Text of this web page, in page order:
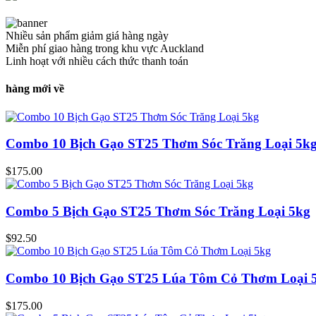
Nhiều sản phẩm giảm giá hàng ngày
Miễn phí giao hàng trong khu vực Auckland
Linh hoạt với nhiều cách thức thanh toán
hàng mới về
Combo 10 Bịch Gạo ST25 Thơm Sóc Trăng Loại
$175.00
Combo 5 Bịch Gạo ST25 Thơm Sóc Trăng Loại 5kg
$92.50
Combo 10 Bịch Gạo ST25 Lúa Tôm Cỏ Thơm Loại
$175.00